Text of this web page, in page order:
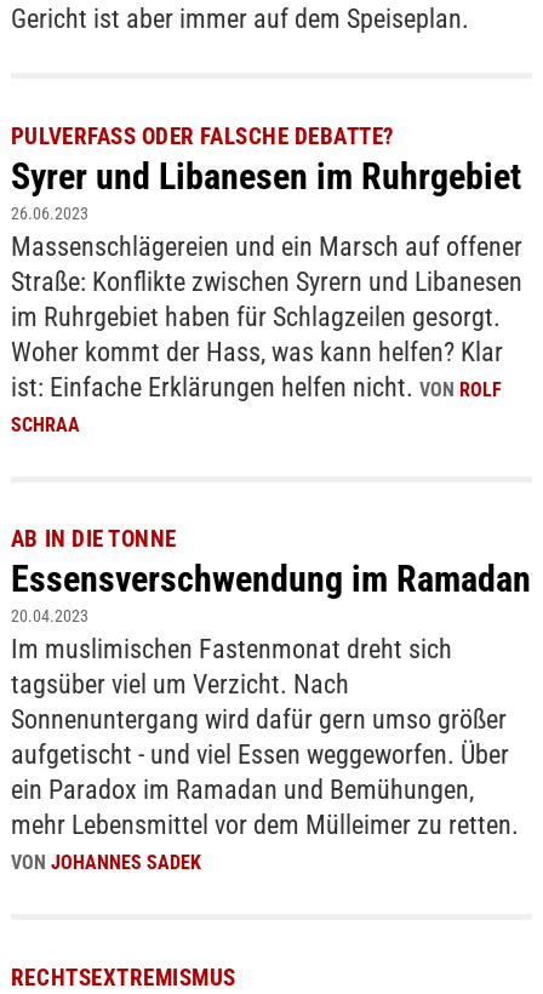
Gericht ist aber immer auf dem Speiseplan.
PULVERFASS ODER FALSCHE DEBATTE?
Syrer und Libanesen im Ruhrgebiet
26.06.2023
Massenschlägereien und ein Marsch auf offener
Straße: Konflikte zwischen Syrern und Libanesen
im Ruhrgebiet haben für Schlagzeilen gesorgt.
Woher kommt der Hass, was kann helfen? Klar
ist: Einfache Erklärungen helfen nicht. VON ROLF
SCHRAA
AB IN DIE TONNE
Essensverschwendung im Ramadan
20.04.2023
Im muslimischen Fastenmonat dreht sich
tagsüber viel um Verzicht. Nach
Sonnenuntergang wird dafür gern umso größer
aufgetischt - und viel Essen weggeworfen. Über
ein Paradox im Ramadan und Bemühungen,
mehr Lebensmittel vor dem Mülleimer zu retten.
VON JOHANNES SADEK
RECHTSEXTREMISMUS